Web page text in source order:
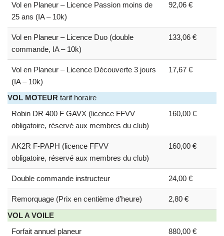
Vol en Planeur – Licence Passion moins de
25 ans (IA – 10k)
92,06 €
Vol en Planeur – Licence Duo (double
commande, IA – 10k)
133,06 €
Vol en Planeur – Licence Découverte 3 jours
(IA – 10k)
17,67 €
VOL MOTEUR tarif horaire
Robin DR 400 F GAVX (licence FFVV
obligatoire, réservé aux membres du club)
160,00 €
AK2R F-PAPH (licence FFVV
obligatoire, réservé aux membres du club)
160,00 €
Double commande instructeur 24,00 €
Remorquage (Prix en centième d’heure)
2,80 €
VOL A VOILE
Forfait annuel planeur
880,00 €